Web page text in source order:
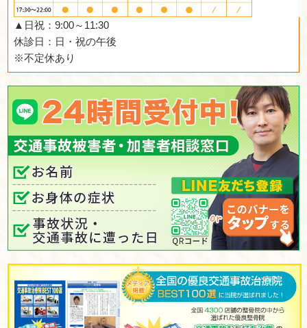
す。 スタッフはいつも明るく、身
でも元気をもらえます。 事故に合
からないことばかりですが、この院
が出来ます。
交通
らな
て
«夜遅くまでやっているこ
とに驚き！M.Oさん（40
歳 男性）